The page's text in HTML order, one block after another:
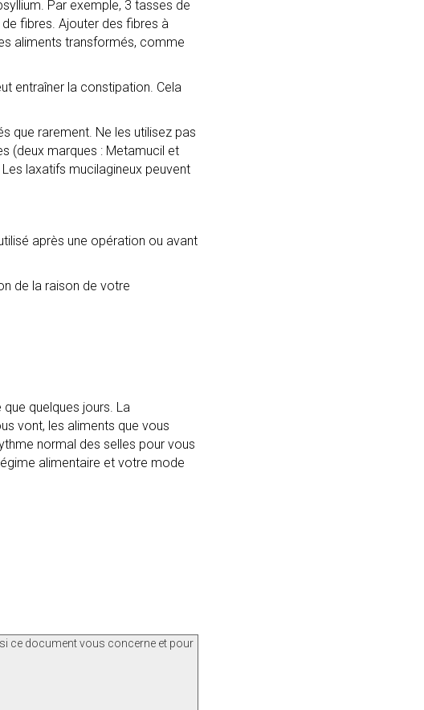
Par exemple, 3 tasses de
fibres. Ajouter des fibres à
aliments transformés, comme
entraîner la constipation. Cela
que rarement. Ne les utilisez pas
(deux marques : Metamucil et
laxatifs mucilagineux peuvent
après une opération ou avant
de la raison de votre
quelques jours. La
vont, les aliments que vous
normal des selles pour vous
alimentaire et votre mode
ce document vous concerne et pour